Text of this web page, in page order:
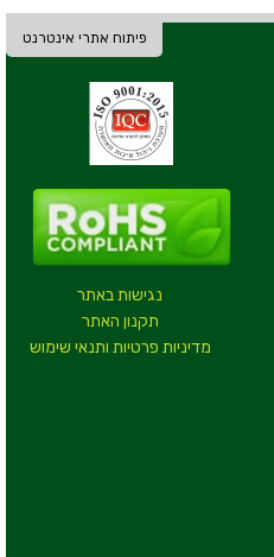
פיתוח אתרי אינטרנט
נגישות באתר
תקנון האתר
מדיניות פרטיות ותנאי שימוש